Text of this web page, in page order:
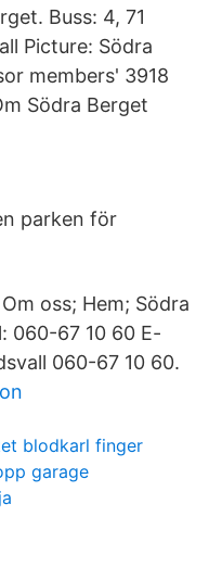
Buss: 4, 71
Picture: Södra
members' 3918
Södra Berget
parken för
oss; Hem; Södra
060-67 10 60 E-
060-67 10 60.
blodkarl finger
garage